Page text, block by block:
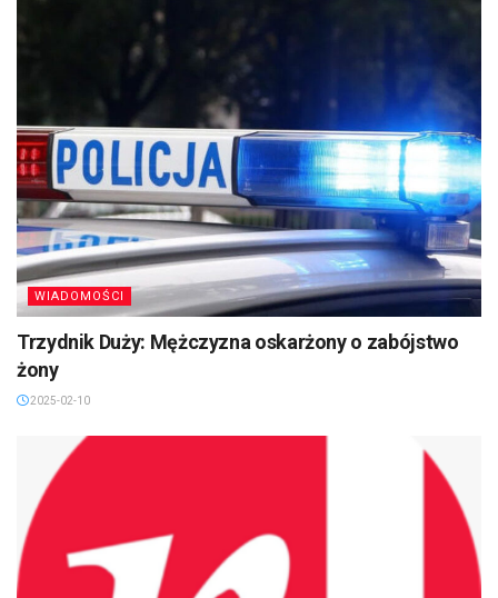
WIADOMOŚCI
Trzydnik Duży: Mężczyzna oskarżony o zabójstwo
żony
2025-02-10